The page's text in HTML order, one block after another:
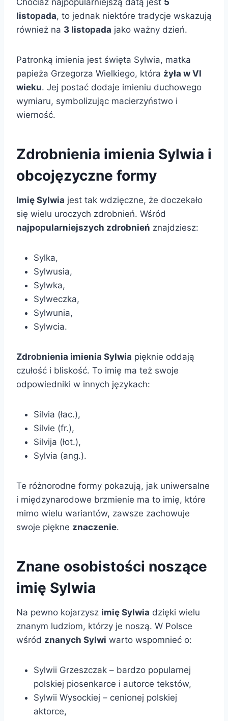
listopada, to jednak niektóre tradycje wskazują
również na 3 listopada jako ważny dzień.
Patronką imienia jest święta Sylwia, matka
papieża Grzegorza Wielkiego, która żyła w VI
wieku. Jej postać dodaje imieniu duchowego
wymiaru, symbolizując macierzyństwo i
wierność.
Zdrobnienia imienia Sylwia i
obcojęzyczne formy
Imię Sylwia jest tak wdzięczne, że doczekało
się wielu uroczych zdrobnień. Wśród
najpopularniejszych zdrobnień znajdziesz:
Sylka,
Sylwusia,
Sylwka,
Sylweczka,
Sylwunia,
Sylwcia.
Zdrobnienia imienia Sylwia pięknie oddają
czułość i bliskość. To imię ma też swoje
odpowiedniki w innych językach:
Silvia (łac.),
Silvie (fr.),
Silvija (łot.),
Sylvia (ang.).
Te różnorodne formy pokazują, jak uniwersalne
i międzynarodowe brzmienie ma to imię, które
mimo wielu wariantów, zawsze zachowuje
swoje piękne znaczenie.
Znane osobistości noszące
imię Sylwia
Na pewno kojarzysz imię Sylwia dzięki wielu
znanym ludziom, którzy je noszą. W Polsce
wśród znanych Sylwi warto wspomnieć o:
Sylwii Grzeszczak – bardzo popularnej
polskiej piosenkarce i autorce tekstów,
Sylwii Wysockiej – cenionej polskiej
aktorce,